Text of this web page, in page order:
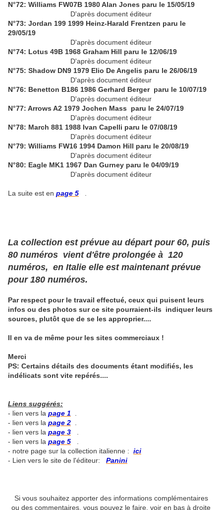
N°72: Williams FW07B 1980 Alan Jones paru le 15/05/19
D'après document éditeur
N°73: Jordan 199 1999 Heinz-Harald Frentzen paru le
29/05/19
D'après document éditeur
N°74: Lotus 49B 1968 Graham Hill paru le 12/06/19
D'après document éditeur
N°75: Shadow DN9 1979 Elio De Angelis paru le 26/06/19
D'après document éditeur
N°76: Benetton B186 1986 Gerhard Berger paru le 10/07/19
D'après document éditeur
N°77: Arrows A2 1979 Jochen Mass paru le 24/07/19
D'après document éditeur
N°78: March 881 1988 Ivan Capelli paru le 07/08/19
D'après document éditeur
N°79: Williams FW16 1994 Damon Hill paru le 20/08/19
D'après document éditeur
N°80: Eagle MK1 1967 Dan Gurney paru le 04/09/19
D'après document éditeur
La suite est en page 5
La collection est prévue au départ pour 60, puis
80 numéros vient d'être prolongée à 120
numéros, en Italie elle est maintenant prévue
pour 180 numéros.
Par respect pour le travail effectué, ceux qui puisent leurs
infos ou des photos sur ce site pourraient-ils indiquer leurs
sources, plutôt que de se les approprier....
Il en va de même pour les sites commerciaux !
Merci
PS: Certains détails des documents étant modifiés, les
indélicats sont vite repérés....
Liens suggérés:
- lien vers la page 1
- lien vers la page 2
- lien vers la page 3
- lien vers la page 5
- notre page sur la collection italienne : ici
- Lien vers le site de l'éditeur:
Panini
Si vous souhaitez apporter des informations complémentaires
ou des commentaires, vous pouvez le faire. voir en bas à droite